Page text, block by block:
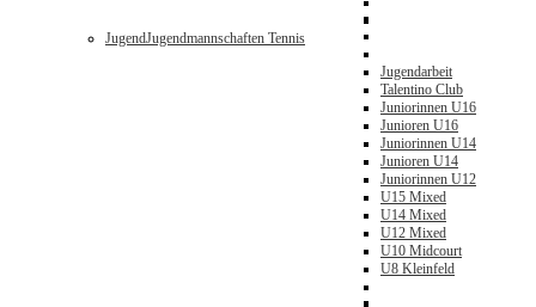
JugendJugendmannschaften Tennis
Jugendarbeit
Talentino Club
Juniorinnen U16
Junioren U16
Juniorinnen U14
Junioren U14
Juniorinnen U12
U15 Mixed
U14 Mixed
U12 Mixed
U10 Midcourt
U8 Kleinfeld